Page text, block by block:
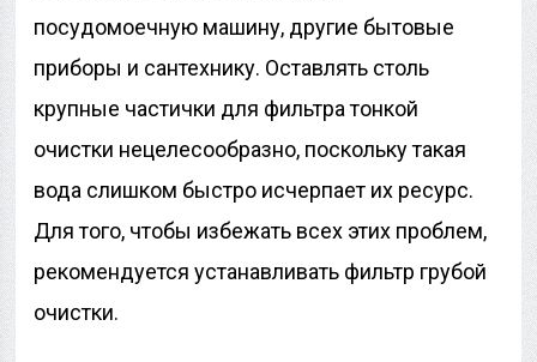
посудомоечную машину, другие бытовые
приборы и сантехнику. Оставлять столь
крупные частички для фильтра тонкой
очистки нецелесообразно, поскольку такая
вода слишком быстро исчерпает их ресурс.
Для того, чтобы избежать всех этих проблем,
рекомендуется устанавливать фильтр грубой
очистки.